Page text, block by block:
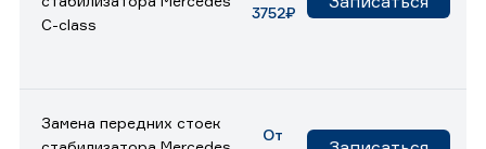
C-class
3752₽
Замена передних стоек
От